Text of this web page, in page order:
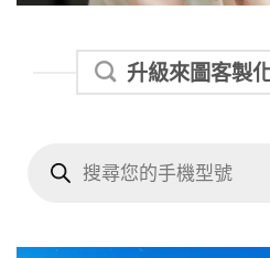
升級來圖客製
search